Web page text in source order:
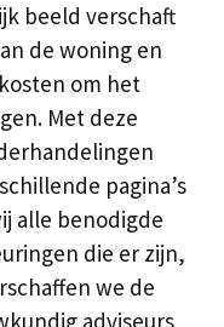
beeld verschaft
de woning en
om het
Met deze
pagina’s
alle benodigde
die er zijn,
we de
adviseurs